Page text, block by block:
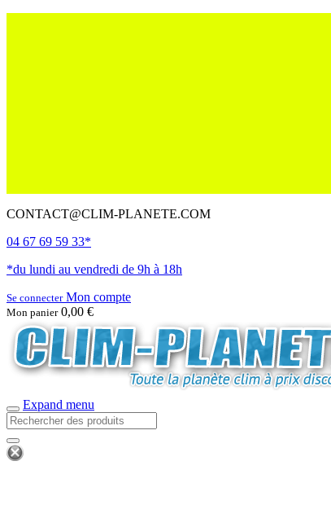
CONTACT@CLIM-PLANETE.COM
04 67 69 59 33*
*du lundi au vendredi de 9h à 18h
Se connecterMon compte
Mon panier 0,00 €
Expand menu